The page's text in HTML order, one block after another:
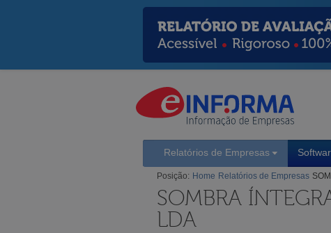
Relatórios de Empresas
Posição: Home Relatórios de Empresas
SOMBRA
LDA